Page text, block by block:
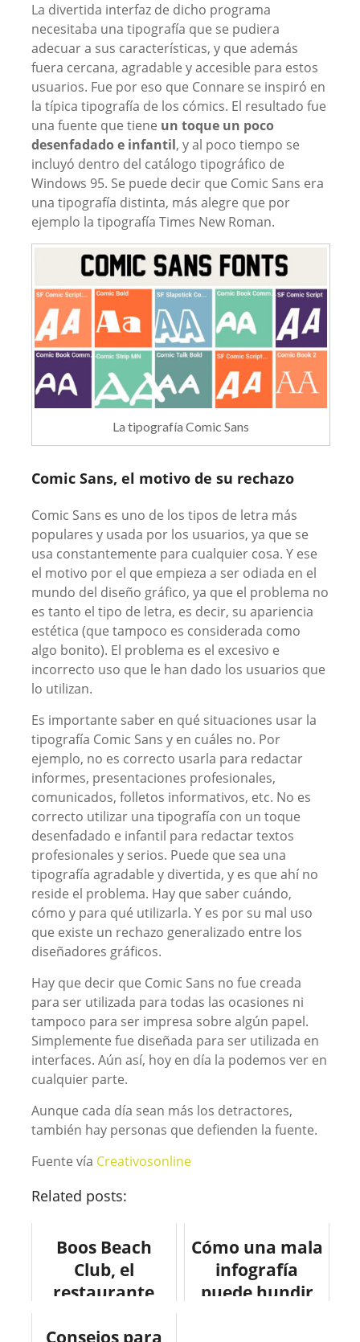
La divertida interfaz de dicho programa
necesitaba una tipografía que se pudiera
adecuar a sus características, y que además
fuera cercana, agradable y accesible para estos
usuarios. Fue por eso que Connare se inspiró en
la típica tipografía de los cómics. El resultado fue
una fuente que tiene un toque un poco
desenfadado e infantil, y al poco tiempo se
incluyó dentro del catálogo tipográfico de
Windows 95. Se puede decir que Comic Sans era
una tipografía distinta, más alegre que por
ejemplo la tipografía Times New Roman.
La tipografía Comic Sans
Comic Sans, el motivo de su rechazo
Comic Sans es uno de los tipos de letra más
populares y usada por los usuarios, ya que se
usa constantemente para cualquier cosa. Y ese
el motivo por el que empieza a ser odiada en el
mundo del diseño gráfico, ya que el problema no
es tanto el tipo de letra, es decir, su apariencia
estética (que tampoco es considerada como
algo bonito). El problema es el excesivo e
incorrecto uso que le han dado los usuarios que
lo utilizan.
Es importante saber en qué situaciones usar la
tipografía Comic Sans y en cuáles no. Por
ejemplo, no es correcto usarla para redactar
informes, presentaciones profesionales,
comunicados, folletos informativos, etc. No es
correcto utilizar una tipografía con un toque
desenfadado e infantil para redactar textos
profesionales y serios. Puede que sea una
tipografía agradable y divertida, y es que ahí no
reside el problema. Hay que saber cuándo,
cómo y para qué utilizarla. Y es por su mal uso
que existe un rechazo generalizado entre los
diseñadores gráficos.
Hay que decir que Comic Sans no fue creada
para ser utilizada para todas las ocasiones ni
tampoco para ser impresa sobre algún papel.
Simplemente fue diseñada para ser utilizada en
interfaces. Aún así, hoy en día la podemos ver en
cualquier parte.
Aunque cada día sean más los detractores,
también hay personas que defienden la fuente.
Fuente vía Creativosonline
Related posts:
Boos Beach
Club, el
restaurante
origami
Cómo una mala
infografía
puede hundir
Consejos para